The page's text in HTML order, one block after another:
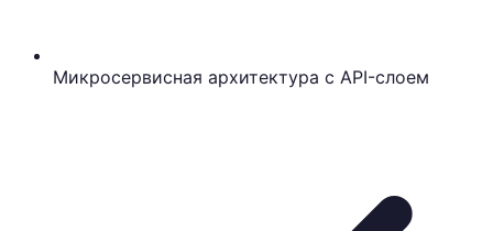
Микросервисная архитектура с API-слоем